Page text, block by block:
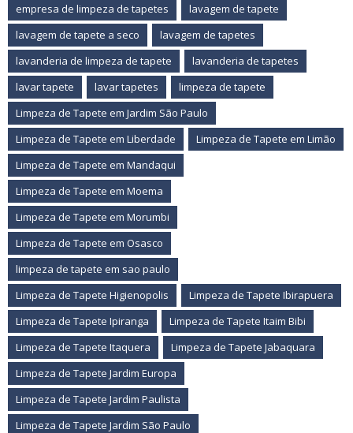
empresa de limpeza de tapetes
lavagem de tapete
lavagem de tapete a seco
lavagem de tapetes
lavanderia de limpeza de tapete
lavanderia de tapetes
lavar tapete
lavar tapetes
limpeza de tapete
Limpeza de Tapete em Jardim São Paulo
Limpeza de Tapete em Liberdade
Limpeza de Tapete em Limão
Limpeza de Tapete em Mandaqui
Limpeza de Tapete em Moema
Limpeza de Tapete em Morumbi
Limpeza de Tapete em Osasco
limpeza de tapete em sao paulo
Limpeza de Tapete Higienopolis
Limpeza de Tapete Ibirapuera
Limpeza de Tapete Ipiranga
Limpeza de Tapete Itaim Bibi
Limpeza de Tapete Itaquera
Limpeza de Tapete Jabaquara
Limpeza de Tapete Jardim Europa
Limpeza de Tapete Jardim Paulista
Limpeza de Tapete Jardim São Paulo